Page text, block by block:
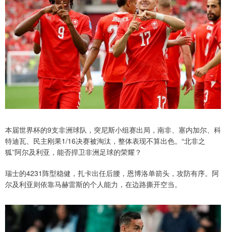
本届世界杯的9支非洲球队，突尼斯小组赛出局，南非、塞内加尔、科
特迪瓦、民主刚果1/16决赛被淘汰，整体表现不算出色。“北非之
狐”阿尔及利亚，能否捍卫非洲足球的荣耀？
瑞士的4231阵型稳健，扎卡出任后腰，恩博洛单箭头，攻防有序。阿
尔及利亚则依靠马赫雷斯的个人能力，在边路撕开空当。